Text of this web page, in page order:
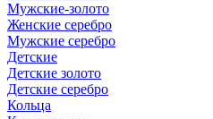
Мужские-золото
Женские серебро
Мужские серебро
Детские
Детские золото
Детские серебро
Кольца